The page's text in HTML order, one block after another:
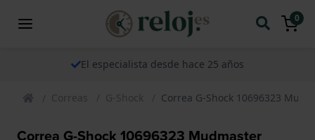
0
El especialista desde hace 25 años
Correas G-Shock Correa G-Shock 10696323
Correa G-Shock 10696323 Mudmaster